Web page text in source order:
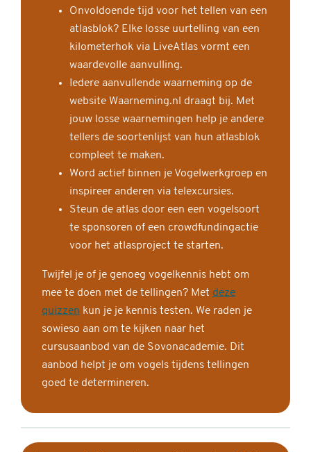
Onvoldoende tijd voor het tellen van een
atlasblok? Elke losse uurtelling van een
kilometerhok via LiveAtlas vormt een
waardevolle aanvulling.
Iedere aanvullende waarneming op de
website Waarneming.nl draagt bij. Met
jouw losse waarnemingen help je andere
tellers de soortenlijst van hun atlasblok
compleet te maken.
Word actief binnen je Vogelwerkgroep en
inspireer anderen via telexcursies.
Steun de atlas door een een vogelsoort
te sponsoren of een crowdfundingactie
voor het atlasproject te starten.
Twijfel je of je genoeg vogelkennis hebt om
mee te doen met de tellingen? Met deze
quizzen kun je je kennis testen. We raden je
sowieso aan om te kijken naar het
cursusaanbod van de Sovonacademie. Dit
aanbod helpt je om vogels tijdens tellingen
goed te determineren.